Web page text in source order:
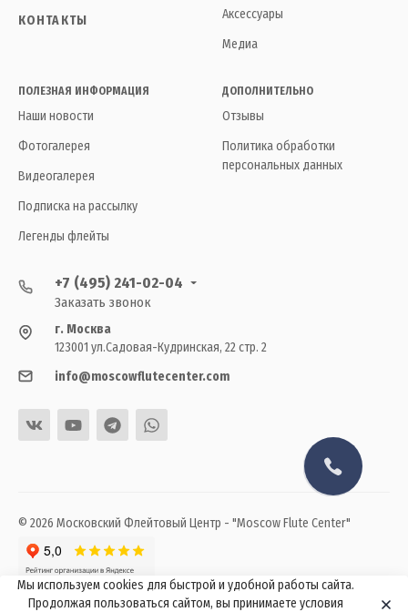
КОНТАКТЫ
Аксессуары
Медиа
ПОЛЕЗНАЯ ИНФОРМАЦИЯ
Наши новости
Фотогалерея
Видеогалерея
Подписка на рассылку
Легенды флейты
ДОПОЛНИТЕЛЬНО
Отзывы
Политика обработки
персональных данных
+7 (495) 241-02-04
Заказать звонок
г. Москва
123001 ул.Садовая-Кудринская, 22 стр. 2
info@moscowflutecenter.com
© 2026 Московский Флейтовый Центр - "Moscow Flute Center"
Мы используем cookies для быстрой и удобной работы сайта.
Продолжая пользоваться сайтом, вы принимаете условия